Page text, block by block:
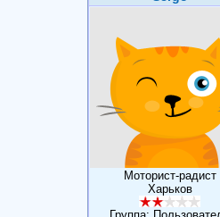
Моторист-радист
Харьков